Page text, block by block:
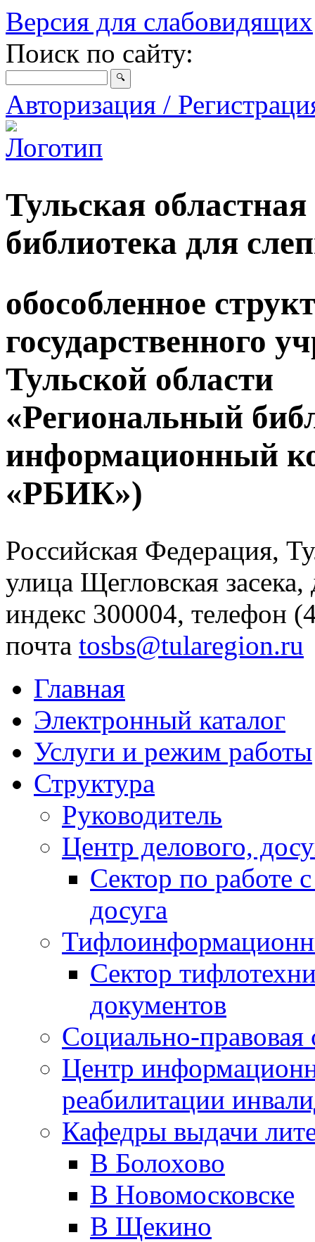
Версия для слабовидящих
Поиск по сайту:
Авторизация /
Тульская
библиотека для
обособленное
государственного
Тульской области
«Региональный
информационный
«РБИК»)
Российская Федерация,
улица Щегловская
индекс 300004, телефон
почта tosbs@tularegion.ru
Главная
Электронный каталог
Услуги и режим работы
Структура
Руководитель
Центр делового,
Сектор по работе
досуга
Сектор
документов
Социально-правовая
Центр
реабилитации
Кафедры выдачи
В Болохово
В Новомосковске
В Щекино